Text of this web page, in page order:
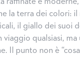
la terra dei
il giallo dei suoi
viaggio qualsiasi,
Il punto non è